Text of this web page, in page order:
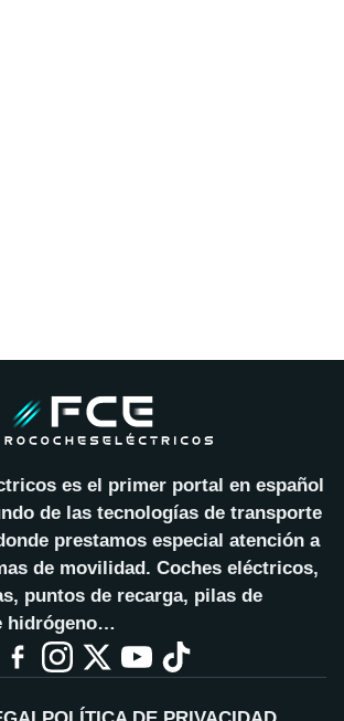
es el primer portal en español
de las tecnologías de transporte
prestamos especial atención a
de movilidad. Coches eléctricos,
puntos de recarga, pilas de
hidrógeno…